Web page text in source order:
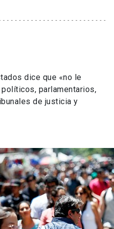
dice que «no le
parlamentarios,
de justicia y